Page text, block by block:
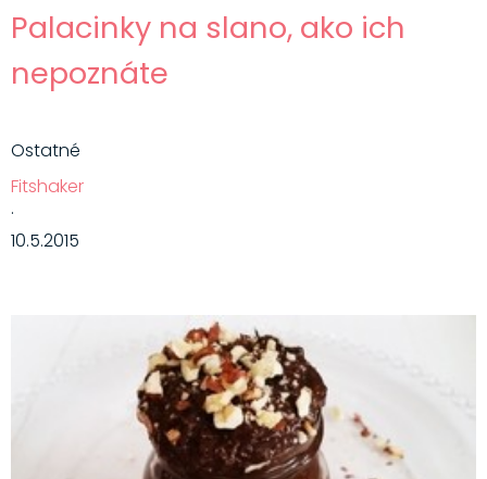
Palacinky na slano, ako ich
nepoznáte
Ostatné
Fitshaker
·
10.5.2015